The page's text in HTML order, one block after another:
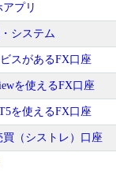
プリ
システム
スがあるFX口座
を使えるFX口座
を使えるFX口座
買（シストレ）口座